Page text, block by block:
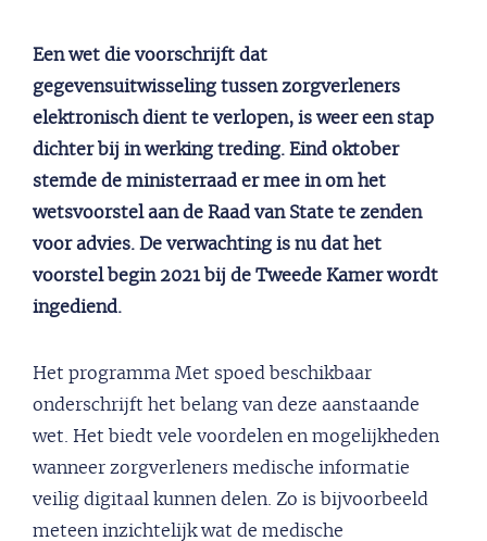
Een wet die voorschrijft dat
gegevensuitwisseling tussen zorgverleners
elektronisch dient te verlopen, is weer een stap
dichter bij in werking treding. Eind oktober
stemde de ministerraad er mee in om het
wetsvoorstel aan de Raad van State te zenden
voor advies. De verwachting is nu dat het
voorstel begin 2021 bij de Tweede Kamer wordt
ingediend.
Het programma Met spoed beschikbaar
onderschrijft het belang van deze aanstaande
wet. Het biedt vele voordelen en mogelijkheden
wanneer zorgverleners medische informatie
veilig digitaal kunnen delen. Zo is bijvoorbeeld
meteen inzichtelijk wat de medische